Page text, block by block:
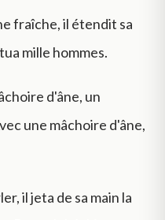
fraîche, il étendit sa
mille hommes.
d'âne, un
une mâchoire d'âne,
il jeta de sa main la